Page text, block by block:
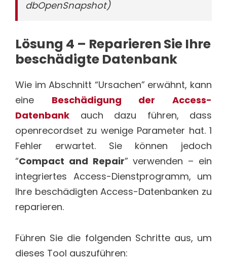
dbOpenSnapshot)
Lösung 4 – Reparieren Sie Ihre
beschädigte Datenbank
Wie im Abschnitt “Ursachen” erwähnt, kann
eine Beschädigung der Access-
Datenbank auch dazu führen, dass
openrecordset zu wenige Parameter hat. 1
Fehler erwartet. Sie können jedoch
“Compact and Repair” verwenden – ein
integriertes Access-Dienstprogramm, um
Ihre beschädigten Access-Datenbanken zu
reparieren.
Führen Sie die folgenden Schritte aus, um
dieses Tool auszuführen: